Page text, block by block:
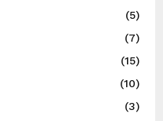
(5)
(7)
(15)
(10)
(3)